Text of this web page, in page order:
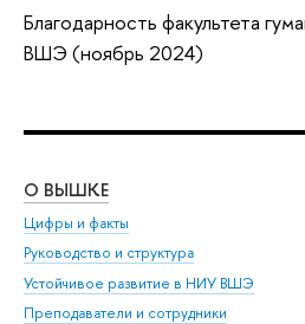
Благодарность факультета
ВШЭ (ноябрь 2024)
О ВЫШКЕ
Цифры и факты
Руководство и структура
Устойчивое развитие в НИУ ВШЭ
Преподаватели и сотрудники